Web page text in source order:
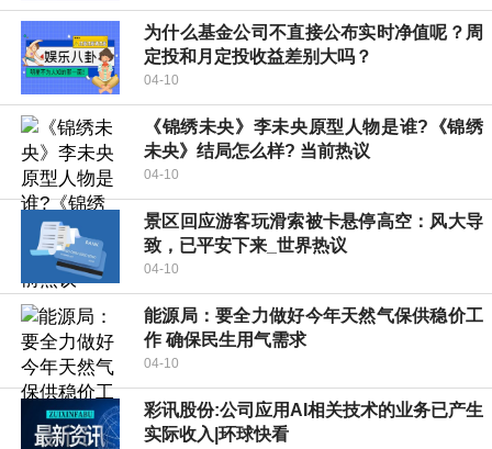
为什么基金公司不直接公布实时净值呢？周
定投和月定投收益差别大吗？
04-10
《锦绣未央》李未央原型人物是谁?《锦绣
未央》结局怎么样? 当前热议
04-10
景区回应游客玩滑索被卡悬停高空：风大导
致，已平安下来_世界热议
04-10
能源局：要全力做好今年天然气保供稳价工
作 确保民生用气需求
04-10
彩讯股份:公司应用AI相关技术的业务已产生
实际收入|环球快看